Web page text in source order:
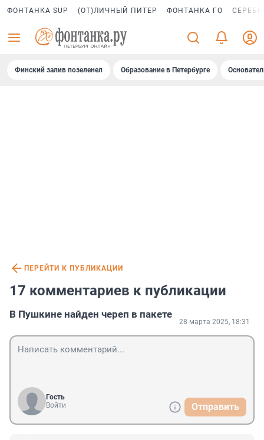
ФОНТАНКА SUP (ОТ)ЛИЧНЫЙ ПИТЕР ФОНТАНКА ГО
Финский залив позеленел Образование в Петербурге
ПЕРЕЙТИ К ПУБЛИКАЦИИ
17 комментариев к публикации
В Пушкине найден череп в пакете
28 марта 2025, 18:31
Гость
Войти
Отправить